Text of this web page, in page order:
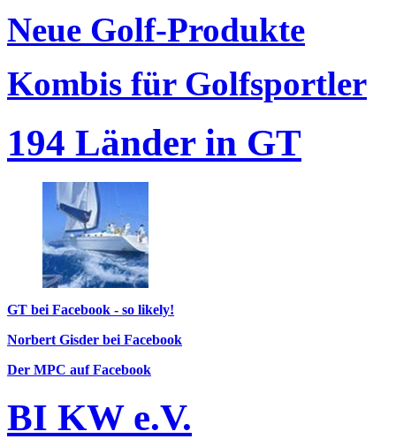
Neue Golf-Produkte
Kombis für Golfsportler
194 Länder in GT
GT bei Facebook - so likely!
Norbert Gisder bei Facebook
Der MPC auf Facebook
BI KW e.V.